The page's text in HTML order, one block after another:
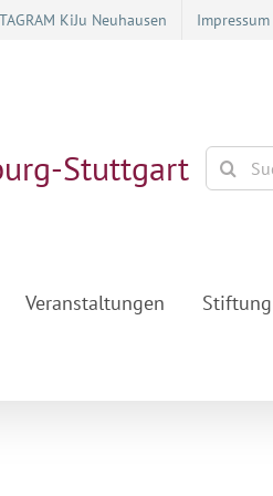
KiJu Neuhausen Impressum
Stuttgart
Suche
nach:
Veranstaltungen Stiftung